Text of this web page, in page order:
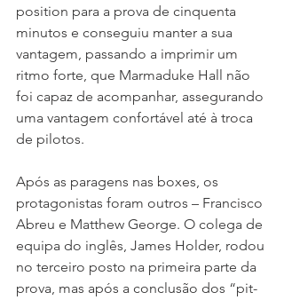
position para a prova de cinquenta
minutos e conseguiu manter a sua
vantagem, passando a imprimir um
ritmo forte, que Marmaduke Hall não
foi capaz de acompanhar, assegurando
uma vantagem confortável até à troca
de pilotos.
Após as paragens nas boxes, os
protagonistas foram outros – Francisco
Abreu e Matthew George. O colega de
equipa do inglês, James Holder, rodou
no terceiro posto na primeira parte da
prova, mas após a conclusão dos “pit-